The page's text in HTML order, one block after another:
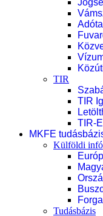
TIR
TIR
TIR-
MKFE
Külföldi infó
Tudásbázis